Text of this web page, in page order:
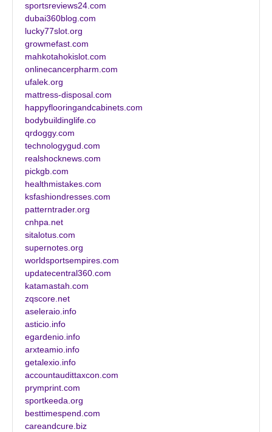
sportsreviews24.com
dubai360blog.com
lucky77slot.org
growmefast.com
mahkotahokislot.com
onlinecancerpharm.com
ufalek.org
mattress-disposal.com
happyflooringandcabinets.com
bodybuildinglife.co
qrdoggy.com
technologygud.com
realshocknews.com
pickgb.com
healthmistakes.com
ksfashiondresses.com
patterntrader.org
cnhpa.net
sitalotus.com
supernotes.org
worldsportsempires.com
updatecentral360.com
katamastah.com
zqscore.net
aseleraio.info
asticio.info
egardenio.info
arxteamio.info
getalexio.info
accountaudittaxcon.com
prymprint.com
sportkeeda.org
besttimespend.com
careandcure.biz